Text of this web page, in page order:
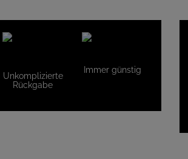
Unkomplizierte
Rückgabe
Immer günstig